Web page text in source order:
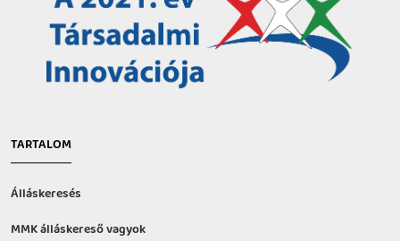
TARTALOM
Álláskeresés
MMK álláskereső vagyok